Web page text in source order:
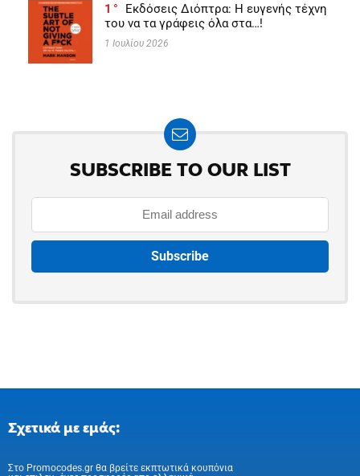
1
Εκδόσεις Διόπτρα: Η ευγενής τέχνη
του να τα γράφεις όλα στα…!
1 Ιουλίου 2026
SUBSCRIBE TO OUR LIST
Σχετικά με εμάς:
Στo Promocodes.gr θα βρείτε εκπτωτικά κουπόνια